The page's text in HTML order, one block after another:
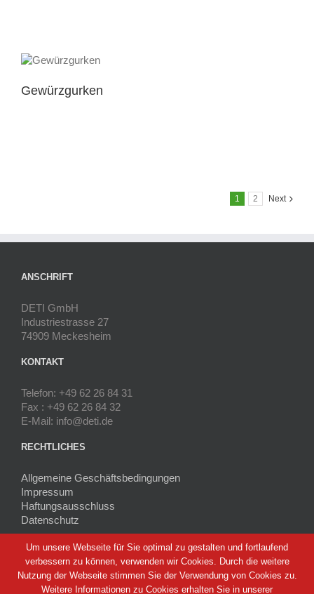
Gewürzgurken
1 2 Next
ANSCHRIFT
DETI GmbH
Industriestrasse 27
74909 Meckesheim
KONTAKT
Telefon: +49 62 26 84 31
Fax : +49 62 26 84 32
E-Mail: info@deti.de
RECHTLICHES
Allgemeine Geschäftsbedingungen
Impressum
Haftungsausschluss
Datenschutz
Um unsere Webseite für Sie optimal zu gestalten und fortlaufend
verbessern zu können, verwenden wir Cookies. Durch die weitere
Nutzung der Webseite stimmen Sie der Verwendung von Cookies zu.
Weitere Informationen zu Cookies erhalten Sie in unserer